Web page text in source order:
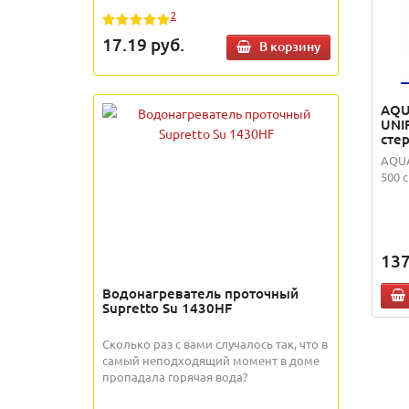
2
17.19 руб. В корзину
Водонагреватель проточный
Supretto Su 1430HF
Сколько раз с вами случалось так, что в
самый неподходящий момент в доме
пропадала горячая вода?
500